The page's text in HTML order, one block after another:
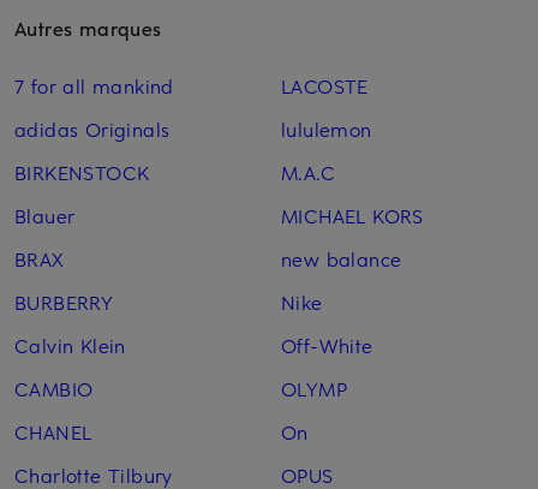
Autres marques
7 for all mankind
adidas Originals
BIRKENSTOCK
Blauer
BRAX
BURBERRY
Calvin Klein
CAMBIO
CHANEL
Charlotte Tilbury
LACOSTE
lululemon
M.A.C
MICHAEL KORS
new balance
Nike
Off-White
OLYMP
On
OPUS